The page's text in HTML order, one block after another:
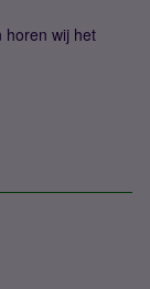
horen wij het